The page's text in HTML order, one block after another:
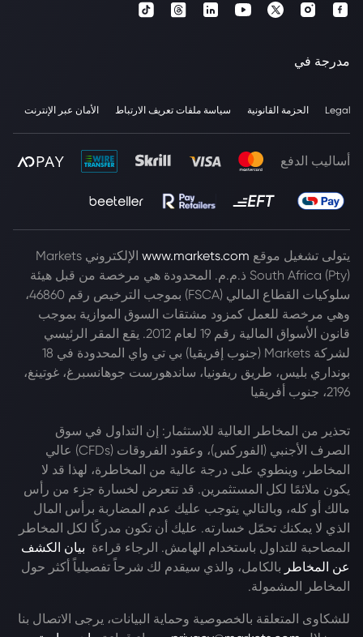
مدرجة في
Legal الحزمة القانونية سياسة ملفات تعريف الارتباط الأمان عبر الإنترنت
أساليب الدفع
يتولى تشغيل موقع www.markets.com
الإلكتروني Markets
South Africa (Pty) ذ.م.م. المحدودة هي مرخصة من قبل هيئة
سلوكيات القطاع المالي (FSCA) بموجب الترخيص رقم 46860،
وهي مرخصة للعمل كمزود مشتقات السوق الموازية بموجب
قانون الأسواق المالية رقم 19 لعام 2012. يقع المقر الرئيسي
لشركة Markets (جنوب إفريقيا) بي تي واي المحدودة في 18
بونداري بليس، طريق ريفونيا، ساندهورست جوهانسبرغ، غوتينغ،
2196، جنوب أفريقيا
تحذير من المخاطر العالية للاستثمار: إن التداول في سوق
الصرف الأجنبي (الفوركس)، وعقود الفروقات (CFDs) عالي
المخاطر، وينطوي على درجة عالية من المخاطرة، لهذا قد لا
يكون ملائمًا لكل المستثمرين. قد تتعرض لخسارة جزء من رأس
مالك أو كله، وبالتالي يتوجب عليك عدم المضاربة برأس المال
الذي لا يمكنك تحمّل خسارته. عليك أن تكون مدركًا لكل المخاطر
المصاحبة للتداول باستخدام الهامش. الرجاء قراءة بيان الكشف
عن المخاطر بالكامل، والذي سيقدم لك شرحاً تفصيلياً أكثر حول
المخاطر المشمولة.
للشكاوى المتعلقة بالخصوصية وحماية البيانات، يرجى الاتصال بنا